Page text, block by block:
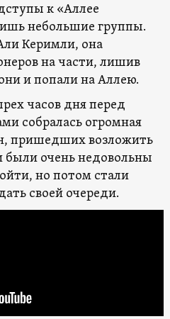
к «Аллее
небольшие группы.
Керимли, она
на части, лишив
и попали на Аллею.
часов дня перед
собралась огромная
пришедших возложить
очень недовольны
но потом стали
своей очереди.